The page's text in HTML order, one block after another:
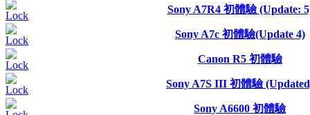
Sony A7R4 初體驗 (Update:
Sony A7c 初體驗(Update 4)
Canon R5 初體驗
Sony A7S III 初體驗
Sony A6600 初體驗